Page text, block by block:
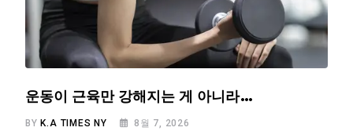
운동이 근육만 강해지는 게 아니라…
BY K.A TIMES NY 8월 7, 2026